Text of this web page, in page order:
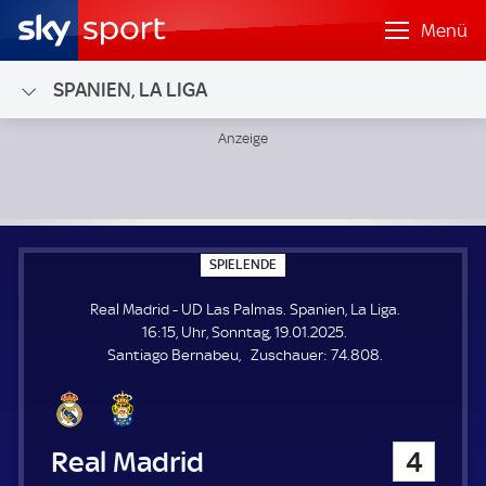
Menü
SPANIEN, LA LIGA
SPIELENDE
P
E
L
E
N
Real Madrid - UD Las Palmas. Spanien, La Liga.
16:15, Uhr, Sonntag, 19.01.2025.
Santiago Bernabeu
Zuschauer: Z
74.808.
Real Madrid 4